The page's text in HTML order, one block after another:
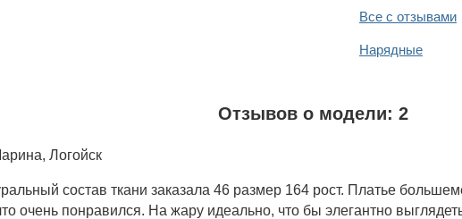
Все с отзывами
Нарядные
Отзывов о модели: 2
Логойск
состав ткани заказала 46 размер 164 рост. Платье
очень понравился. На жару идеально, что бы элегантно